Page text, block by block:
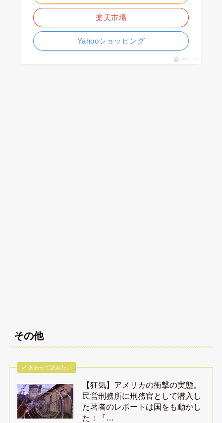
楽天市場
Yahooショッピング
ポチップ
その他
あわせて読みたい
【狂気】アメリカの衝撃の実態。
民営刑務所に刑務官として潜入し
た著者のレポートは国をも動かし
た：『…